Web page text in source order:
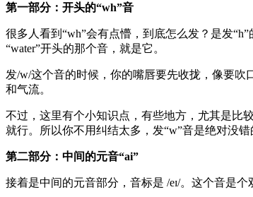
第一部分：开头的“wh”音
很多人看到“wh”会有点懵，到底怎么发？是发
“water”开头的那个音，就是它。
发/w/这个音的时候，你的嘴唇要先收拢，像要吹
和气流。
不过，这里有个小知识点，有些地方，尤其是比
就行。所以你不用纠结太多，发“w”音是绝对没错
第二部分：中间的元音“ai”
接着是中间的元音部分，音标是 /eɪ/。这个音是